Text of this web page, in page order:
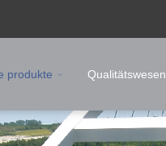
produkte Qualitätswesen